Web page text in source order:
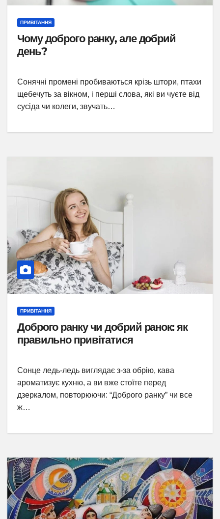
ПРИВІТАННЯ
Чому доброго ранку, але добрий
день?
Сонячні промені пробиваються крізь штори, птахи
щебечуть за вікном, і перші слова, які ви чуєте від
сусіда чи колеги, звучать…
ПРИВІТАННЯ
Доброго ранку чи добрий ранок: як
правильно привітатися
Сонце ледь-ледь виглядає з-за обрію, кава
ароматизує кухню, а ви вже стоїте перед
дзеркалом, повторюючи: “Доброго ранку” чи все
ж…